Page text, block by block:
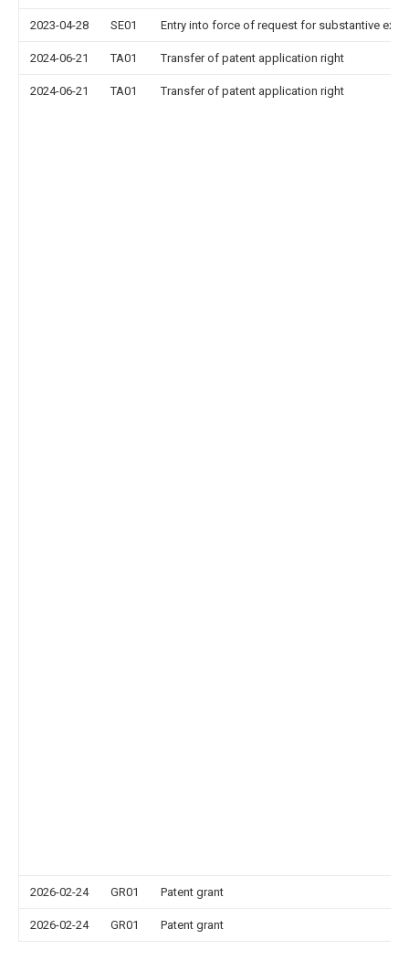
2023-04-28 SE01 Entry into force of request for substantive
2024-06-21 TA01 Transfer of patent application right
2024-06-21 TA01 Transfer of patent application right
2026-02-24 GR01 Patent grant
2026-02-24 GR01 Patent grant